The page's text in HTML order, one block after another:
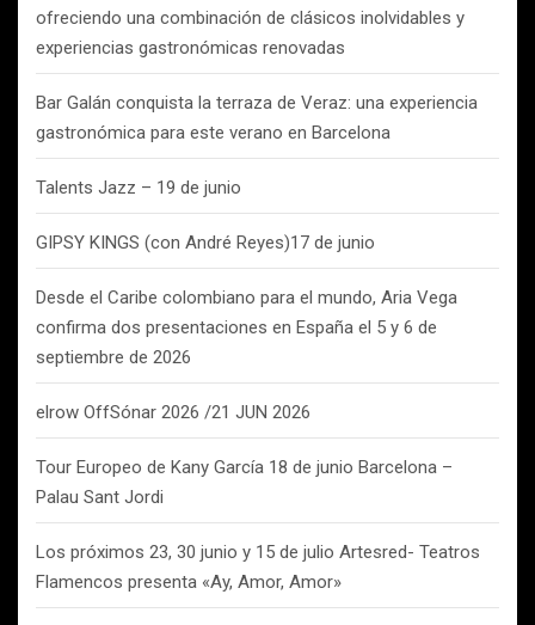
ofreciendo una combinación de clásicos inolvidables y
experiencias gastronómicas renovadas
Bar Galán conquista la terraza de Veraz: una experiencia
gastronómica para este verano en Barcelona
Talents Jazz – 19 de junio
GIPSY KINGS (con André Reyes)17 de junio
Desde el Caribe colombiano para el mundo, Aria Vega
confirma dos presentaciones en España el 5 y 6 de
septiembre de 2026
elrow OffSónar 2026 /21 JUN 2026
Tour Europeo de Kany García 18 de junio Barcelona –
Palau Sant Jordi
Los próximos 23, 30 junio y 15 de julio Artesred- Teatros
Flamencos presenta «Ay, Amor, Amor»